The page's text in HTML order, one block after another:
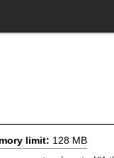
limit: 128 MB